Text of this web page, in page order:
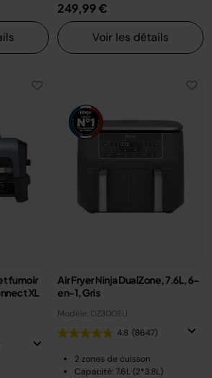
249,99 €
Voir les détails
fumoir
XL
Air Fryer Ninja DualZone, 7.6L, 6-
en-1, Gris
Modèle: DZ300EU
4.8 (8647)
2 zones de cuisson
Capacité: 7.6L (2*3.8L)